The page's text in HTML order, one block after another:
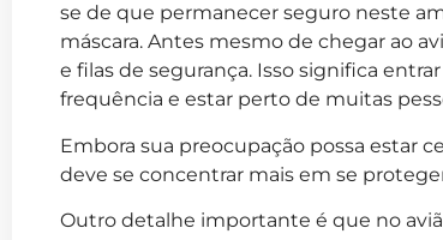
se de que permanecer seguro neste
máscara. Antes mesmo de chegar ao
e filas de segurança. Isso significa
frequência e estar perto de muitas
Embora sua preocupação possa estar
deve se concentrar mais em se
Outro detalhe importante é que no